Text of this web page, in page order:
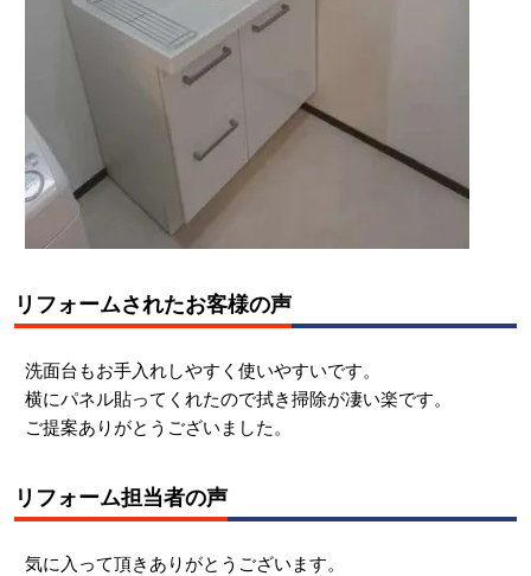
リフォームされたお客様の声
洗面台もお手入れしやすく使いやすいです。
横にパネル貼ってくれたので拭き掃除が凄い楽です。
ご提案ありがとうございました。
リフォーム担当者の声
気に入って頂きありがとうございます。